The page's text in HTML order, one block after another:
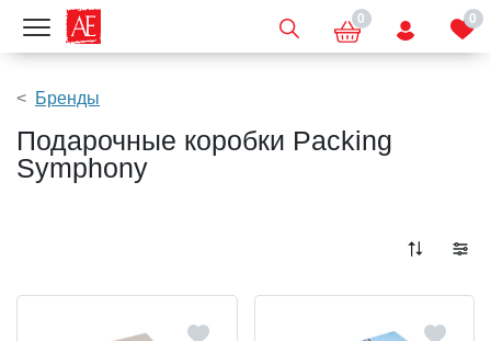
Показать меню 0 0
Бренды
Подарочные коробки Packing
Symphony